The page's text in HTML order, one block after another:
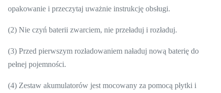
opakowanie i przeczytaj uważnie instrukcję obsługi.
(2) Nie czyń baterii zwarciem, nie przeładuj i rozładuj.
(3) Przed pierwszym rozładowaniem naładuj nową baterię do
pełnej pojemności.
(4) Zestaw akumulatorów jest mocowany za pomocą płytki i